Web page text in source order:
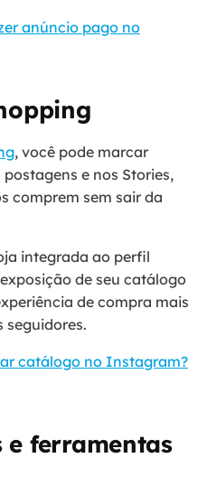
anúncio pago no
, você pode marcar
e nos Stories,
comprem sem sair da
integrada ao perfil
de seu catálogo
de compra mais
seguidores.
catálogo no Instagram?
e ferramentas